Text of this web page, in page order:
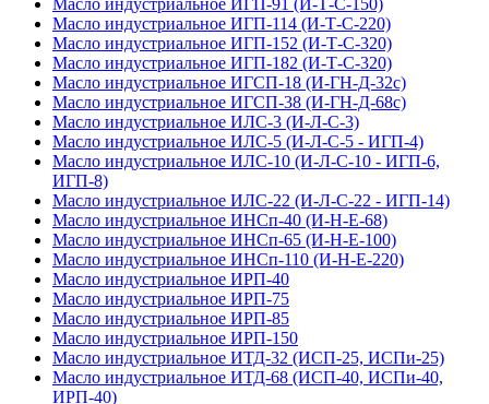
Масло индустриальное ИГП-91 (И-Т-С-150)
Масло индустриальное ИГП-114 (И-Т-С-220)
Масло индустриальное ИГП-152 (И-Т-С-320)
Масло индустриальное ИГП-182 (И-Т-С-320)
Масло индустриальное ИГСП-18 (И-ГН-Д-32с)
Масло индустриальное ИГСП-38 (И-ГН-Д-68с)
Масло индустриальное ИЛС-3 (И-Л-С-3)
Масло индустриальное ИЛС-5 (И-Л-С-5 - ИГП-4)
Масло индустриальное ИЛС-10 (И-Л-С-10 - ИГП-6,
ИГП-8)
Масло индустриальное ИЛС-22 (И-Л-С-22 - ИГП-14)
Масло индустриальное ИНСп-40 (И-Н-Е-68)
Масло индустриальное ИНСп-65 (И-Н-Е-100)
Масло индустриальное ИНСп-110 (И-Н-Е-220)
Масло индустриальное ИРП-40
Масло индустриальное ИРП-75
Масло индустриальное ИРП-85
Масло индустриальное ИРП-150
Масло индустриальное ИТД-32 (ИСП-25, ИСПи-25)
Масло индустриальное ИТД-68 (ИСП-40, ИСПи-40,
ИРП-40)